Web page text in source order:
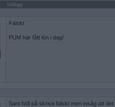
Inlägg
Falskt
PUM har fått lön i dag!
Sant höll på skriva falskt men insåg att